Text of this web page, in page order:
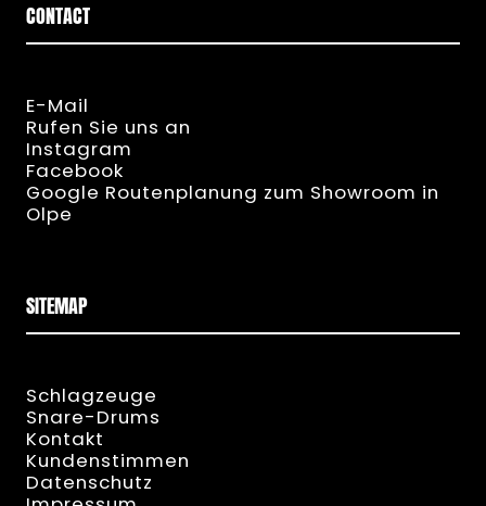
CONTACT
E-Mail
Rufen Sie uns an
Instagram
Facebook
Google Routenplanung zum Showroom in
Olpe
Schlagzeuge
Snare-Drums
Kontakt
Kundenstimmen
Datenschutz